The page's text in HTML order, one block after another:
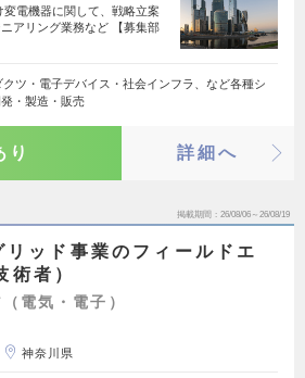
電機器に関して、戦略立案
アリング業務など 【募集部
ツ・電子デバイス・社会インフラ、など各種シ
・製造・販売
り 詳細へ
掲載期間 26/08/06～26/08/19
リッド事業のフィールドエ
術者）
電気・電子）
神奈川県